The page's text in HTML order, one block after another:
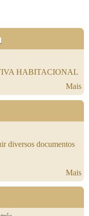
HABITACIONAL
Mais
diversos documentos
Mais